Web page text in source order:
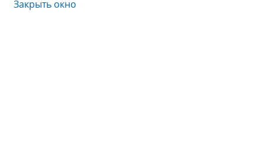
Закрыть окно